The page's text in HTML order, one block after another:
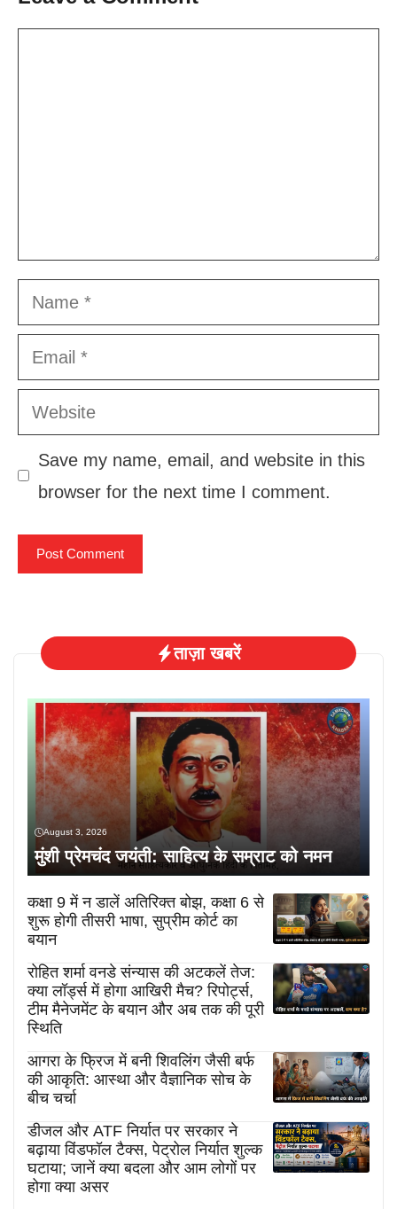
Name
Email
Website
Save my name, email, and website in this
browser for the next time I comment.
ताज़ा खबरें
August 3, 2026
मुंशी प्रेमचंद जयंती: साहित्य के सम्राट को नमन
कक्षा 9 में न डालें अतिरिक्त बोझ, कक्षा 6 से
शुरू होगी तीसरी भाषा, सुप्रीम कोर्ट का
बयान
रोहित शर्मा वनडे संन्यास की अटकलें तेज:
क्या लॉर्ड्स में होगा आखिरी मैच? रिपोर्ट्स,
टीम मैनेजमेंट के बयान और अब तक की पूरी
स्थिति
आगरा के फ्रिज में बनी शिवलिंग जैसी बर्फ
की आकृति: आस्था और वैज्ञानिक सोच के
बीच चर्चा
डीजल और ATF निर्यात पर सरकार ने
बढ़ाया विंडफॉल टैक्स, पेट्रोल निर्यात शुल्क
घटाया; जानें क्या बदला और आम लोगों पर
होगा क्या असर